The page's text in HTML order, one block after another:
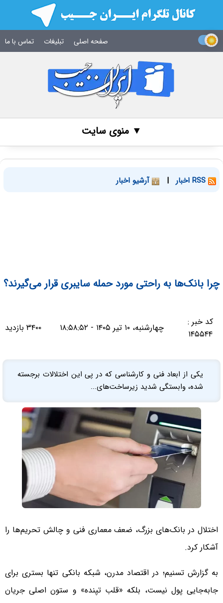
صفحه اصلی تبلیغات تماس با ما
▼ منوی سایت
| آرشیو اخبار
چرا بانک‌ها به راحتی مورد حمله سایبری قرار می‌گیرند؟
کد خبر :
۱۴۵۵۴۴
چهارشنبه، ۱۰ تیر ۱۴۰۵ - ۱۸:۵۸:۵۲ ۳۴۰۰ بازدید
یکی از ابعاد فنی و کارشناسی که در پی این اختلالات برجسته
شده، وابستگی شدید زیرساخت‌های...
اختلال در بانک‌های بزرگ، ضعف معماری فنی و چالش تحریم‌ها را
آشکار کرد.
به گزارش تسنیم؛ در اقتصاد مدرن، شبکه بانکی تنها بستری برای
جابه‌جایی پول نیست، بلکه «قلب تپنده» و ستون اصلی جریان